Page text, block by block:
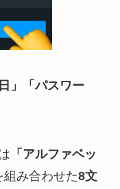
」「パスワー
「アルファベッ
組み合わせた8文